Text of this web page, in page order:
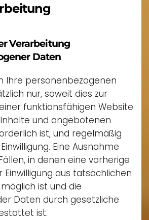
Verarbeitung
Daten
Ihre personenbezogenen
nur, soweit dies zur
funktionsfähigen Website
und angebotenen
ist, und regelmäßig
Eine Ausnahme
in denen eine vorherige
Einwilligung aus tatsächlichen
ist und die
Daten durch gesetzliche
ist.